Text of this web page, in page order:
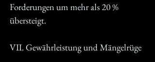
Forderungen um mehr als 20 %
übersteigt.
VII. Gewährleistung und Mängelrüge